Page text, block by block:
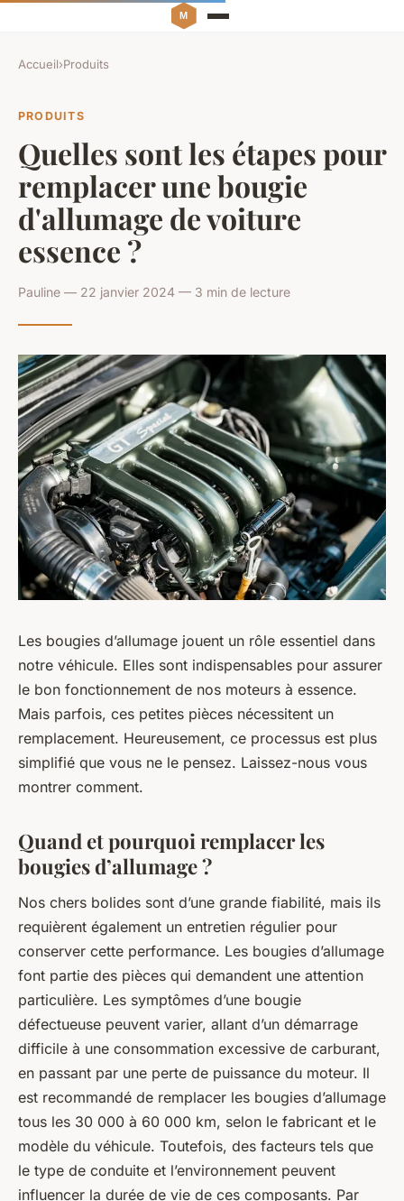
Accueil›Produits
PRODUITS
Quelles sont les étapes pour
remplacer une bougie
d'allumage de voiture
essence ?
Pauline — 22 janvier 2024 — 3 min de lecture
Les bougies d’allumage jouent un rôle essentiel dans
notre véhicule. Elles sont indispensables pour assurer
le bon fonctionnement de nos moteurs à essence.
Mais parfois, ces petites pièces nécessitent un
remplacement. Heureusement, ce processus est plus
simplifié que vous ne le pensez. Laissez-nous vous
montrer comment.
Quand et pourquoi remplacer les
bougies d’allumage ?
Nos chers bolides sont d’une grande fiabilité, mais ils
requièrent également un entretien régulier pour
conserver cette performance. Les bougies d’allumage
font partie des pièces qui demandent une attention
particulière. Les symptômes d’une bougie
défectueuse peuvent varier, allant d’un démarrage
difficile à une consommation excessive de carburant,
en passant par une perte de puissance du moteur. Il
est recommandé de remplacer les bougies d’allumage
tous les 30 000 à 60 000 km, selon le fabricant et le
modèle du véhicule. Toutefois, des facteurs tels que
le type de conduite et l’environnement peuvent
influencer la durée de vie de ces composants. Par